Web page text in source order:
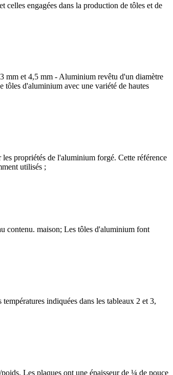
engagées dans la production de tôles et de
mm et 4,5 mm - Aluminium revêtu d'un diamètre
tôles d'aluminium avec une variété de hautes
propriétés de l'aluminium forgé. Cette référence
utilisés ;
contenu. maison; Les tôles d'aluminium font
indiquées dans les tableaux 2 et 3,
Les plaques ont une épaisseur de ¼ de pouce